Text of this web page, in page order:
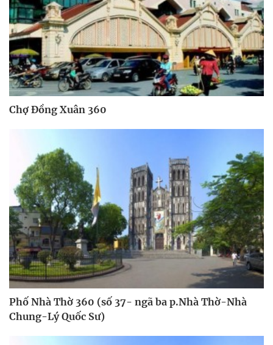
Chợ Đồng Xuân 360
Phố Nhà Thờ 360 (số 37- ngã ba p.Nhà Thờ-Nhà
Chung-Lý Quốc Sư)